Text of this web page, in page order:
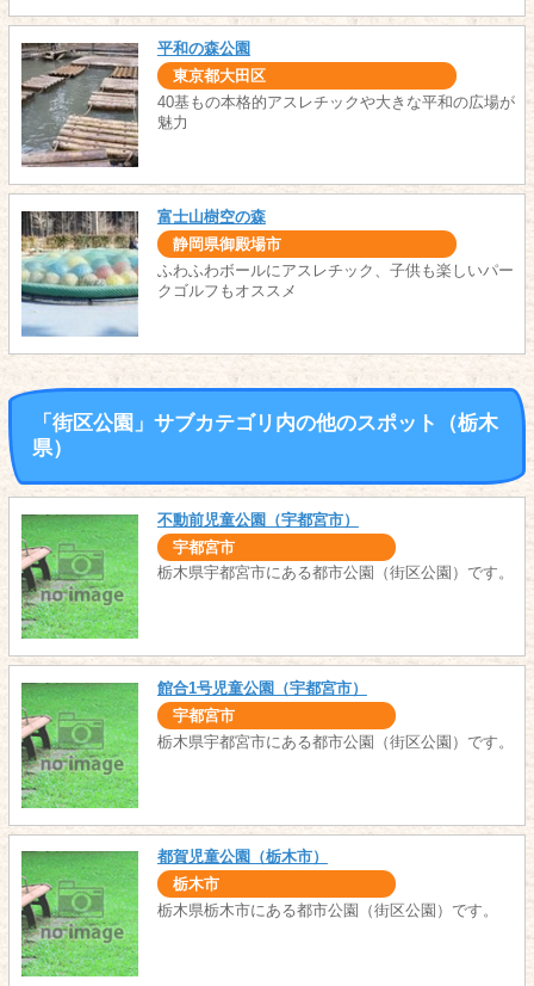
平和の森公園
東京都大田区
40基もの本格的アスレチックや大きな平和の広場が
魅力
富士山樹空の森
静岡県御殿場市
ふわふわボールにアスレチック、子供も楽しいパー
クゴルフもオススメ
「街区公園」サブカテゴリ内の他のスポット（栃木
県）
不動前児童公園（宇都宮市）
宇都宮市
栃木県宇都宮市にある都市公園（街区公園）です。
館合1号児童公園（宇都宮市）
宇都宮市
栃木県宇都宮市にある都市公園（街区公園）です。
都賀児童公園（栃木市）
栃木市
栃木県栃木市にある都市公園（街区公園）です。